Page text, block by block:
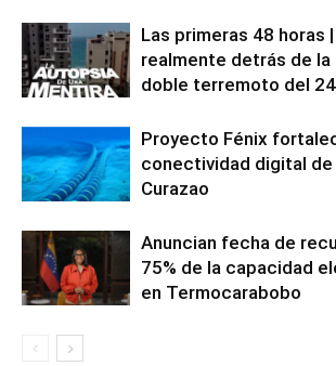
Las primeras 48 horas
realmente detrás de
doble terremoto del
Proyecto Fénix
conectividad digital de
Curazao
Anuncian fecha de
75% de la capacidad
en Termocarabobo